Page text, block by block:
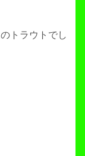
のトラウトでし